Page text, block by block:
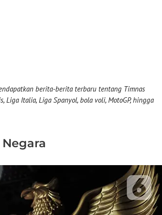
berita-berita terbaru tentang Timnas
Liga Italia, Liga Spanyol, bola voli, MotoGP, hingga